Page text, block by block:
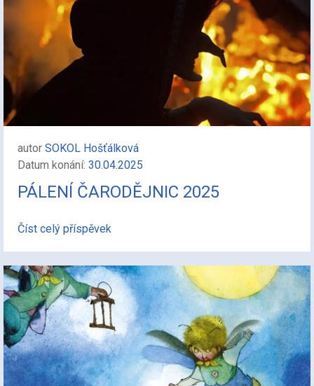
autor SOKOL Hošťálková
Datum konání: 30.04.2025
PÁLENÍ ČARODĚJNIC 2025
Číst celý příspěvek